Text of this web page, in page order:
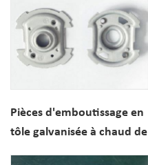
Pièces d'emboutissage en
tôle galvanisée à chaud de